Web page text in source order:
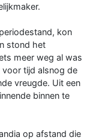
kon
stond het
meer weg al was
voor tijd alsnog de
vreugde. Uit een
binnen te
op afstand die